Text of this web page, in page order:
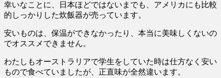
幸いなことに、日本ほどではないまでも、アメリカにも比較
的しっかりした炊飯器が売っています。
安いものは、保温ができなかったり、本当に美味しくないの
でオススメできません。
わたしもオーストラリアで学生をしていた時は仕方なく安い
もので食べていましたが、正直味が全然違います。